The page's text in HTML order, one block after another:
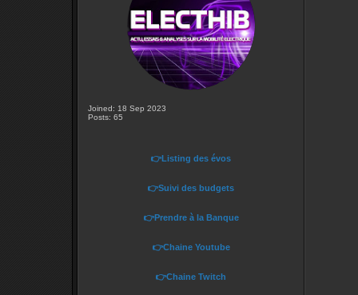
Joined: 18 Sep 2023
Posts: 65
👉Listing des évos
👉Suivi des budgets
👉Prendre à la Banque
👉Chaine Youtube
👉Chaine Twitch